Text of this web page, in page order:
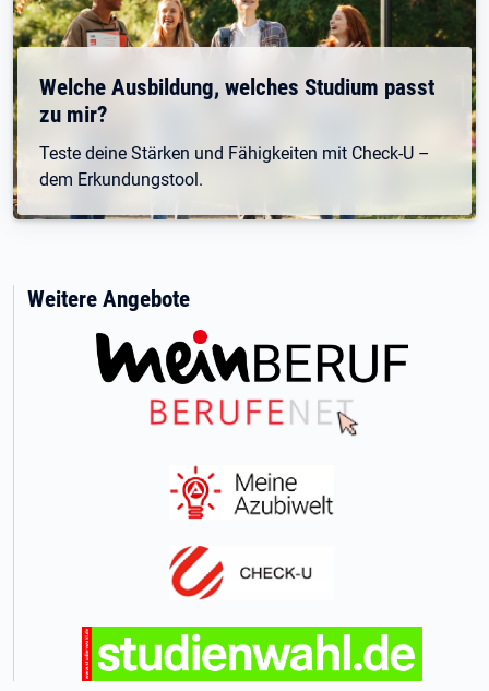
Welche Ausbildung, welches Studium passt
zu mir?
Teste deine Stärken und Fähigkeiten mit Check-U –
dem Erkundungstool.
Weitere Angebote